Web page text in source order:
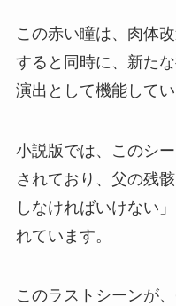
この赤い瞳は、肉体
すると同時に、新た
演出として機能してい
小説版では、このシ
されており、父の残
しなければいけない
れています。
このラストシーンが